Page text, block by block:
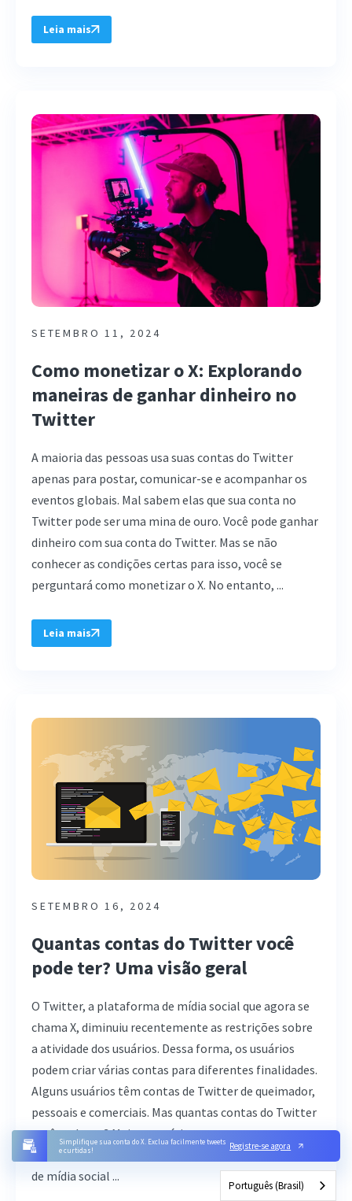
Simplifique sua conta do X. Exclua facilmente tweets
e curtidas!
Registre-se agora
Leia mais
SETEMBRO 11, 2024
Como monetizar o X: Explorando
maneiras de ganhar dinheiro no
Twitter
A maioria das pessoas usa suas contas do Twitter
apenas para postar, comunicar-se e acompanhar os
eventos globais. Mal sabem elas que sua conta no
Twitter pode ser uma mina de ouro. Você pode ganhar
dinheiro com sua conta do Twitter. Mas se não
conhecer as condições certas para isso, você se
perguntará como monetizar o X. No entanto, ...
Leia mais
SETEMBRO 16, 2024
Quantas contas do Twitter você
pode ter? Uma visão geral
O Twitter, a plataforma de mídia social que agora se
chama X, diminuiu recentemente as restrições sobre
a atividade dos usuários. Dessa forma, os usuários
podem criar várias contas para diferentes finalidades.
Alguns usuários têm contas de Twitter de queimador,
pessoais e comerciais. Mas quantas contas do Twitter
você pode ter? Muitos usuários optam por contas
conectadas para eliminar o orçamento dos gerentes
de mídia social ...
Português (Brasil)